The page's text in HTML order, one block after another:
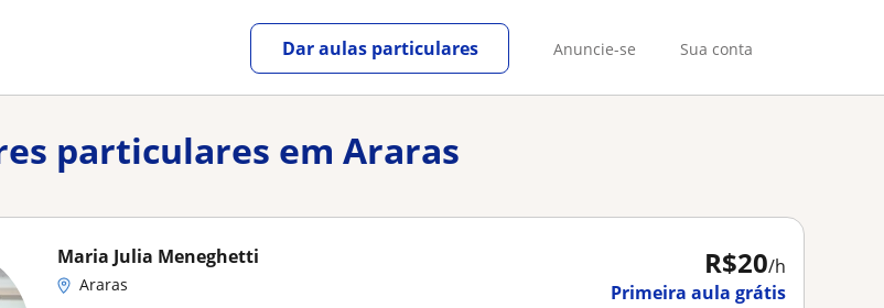
Anuncie-se Sua conta
Dar aulas particulares
particulares em Araras
R$20/h
Primeira aula grátis
Maria Julia Meneghetti
Araras